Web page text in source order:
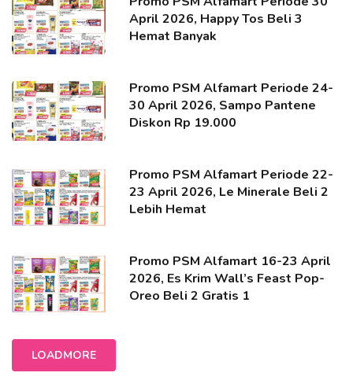
April 2026, Happy Tos Beli 3
Hemat Banyak
Promo PSM Alfamart Periode 24-
30 April 2026, Sampo Pantene
Diskon Rp 19.000
Promo PSM Alfamart Periode 22-
23 April 2026, Le Minerale Beli 2
Lebih Hemat
Promo PSM Alfamart 16-23 April
2026, Es Krim Wall’s Feast Pop-
Oreo Beli 2 Gratis 1
LOADMORE